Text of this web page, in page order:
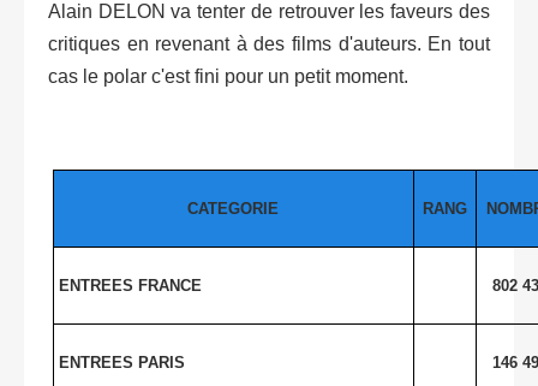
Alain DELON va tenter de retrouver les faveurs des
critiques en revenant à des films d'auteurs. En tout
cas le polar c'est fini pour un petit moment.
CATEGORIE RANG
ENTREES FRANCE 802
ENTREES PARIS 146